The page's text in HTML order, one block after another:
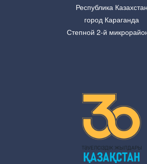
Республика Казахстан
город Караганда
Степной 2-й